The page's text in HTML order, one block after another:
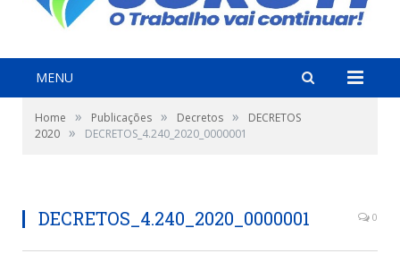
MENU
Home » Publicações » Decretos »
DECRETOS
2020 » DECRETOS_4.240_2020_0000001
DECRETOS_4.240_2020_0000001 0